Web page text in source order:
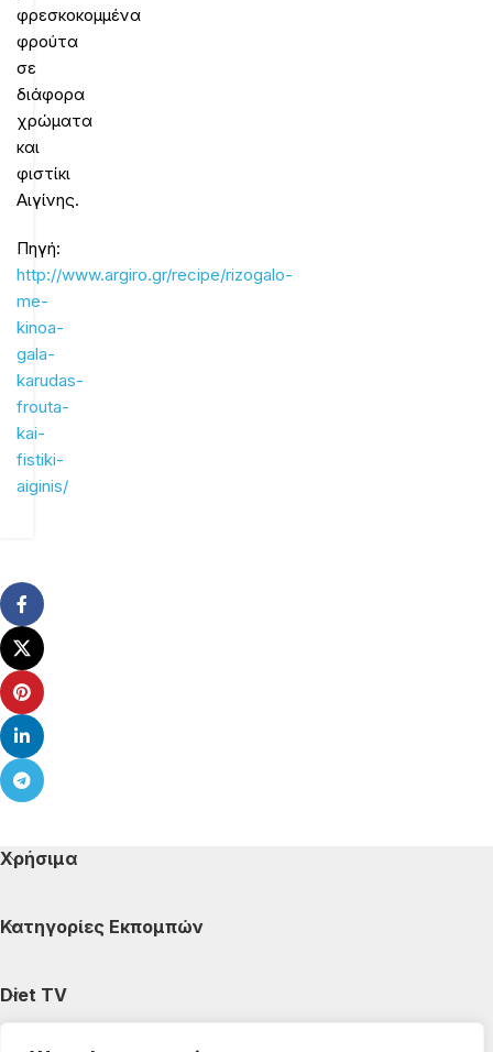
φρεσκοκομμένα
φρούτα
σε
διάφορα
χρώματα
και
φιστίκι
Αιγίνης.
Πηγή:
http://www.argiro.gr/recipe/rizogalo-
me-
kinoa-
gala-
karudas-
frouta-
kai-
fistiki-
aiginis/
Χρήσιμα
Κατηγορίες Εκπομπών
Diet TV